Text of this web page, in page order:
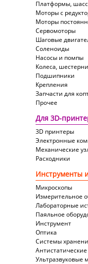
Платформы,
Моторы с
Моторы
Сервомоторы
Шаговые
Соленоиды
Насосы и помпы
Колеса, шестерни
Подшипники
Крепления
Запчасти для
Прочее
Для 3D-
3D принтеры
Электронные
Механические
Расходники
Инструменты
Микроскопы
Измерительное
Лабораторные
Паяльное
Инструмент
Оптика
Системы
Ультразвуковые